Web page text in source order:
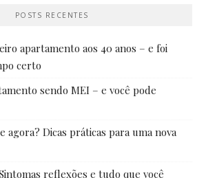
POSTS RECENTES
apartamento aos 40 anos – e foi
certo
sendo MEI – e você pode
agora? Dicas práticas para uma nova
reflexões e tudo que você